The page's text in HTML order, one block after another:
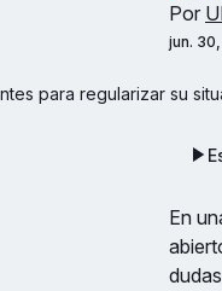
Por
jun.
para regularizar su
En